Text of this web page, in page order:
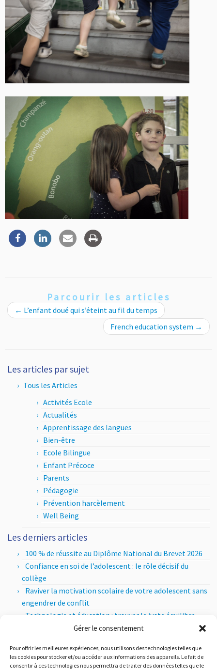
Gérer le consentement
Pour offrir les meilleures expériences, nous utilisons des technologies telles que
les cookies pour stocker et/ou accéder aux informations des appareils. Le fait de
consentir à ces technologies nous permettra de traiter des données telles que le
Parcourir les articles
← L’enfant doué qui s’éteint au fil du temps
French education system →
Les articles par sujet
Tous les Articles
Activités Ecole
Actualités
Apprentissage des langues
Bien-être
Ecole Bilingue
Enfant Précoce
Parents
Pédagogie
Prévention harcèlement
Well Being
Les derniers articles
100 % de réussite au Diplôme National du Brevet 2026
Confiance en soi de l’adolescent : le rôle décisif du
collège
Raviver la motivation scolaire de votre adolescent sans
engendrer de conflit
Technologie et éducation : trouver le juste équilibre
entre apports pédagogiques et esprit critique
marche ?
Les articles par mois